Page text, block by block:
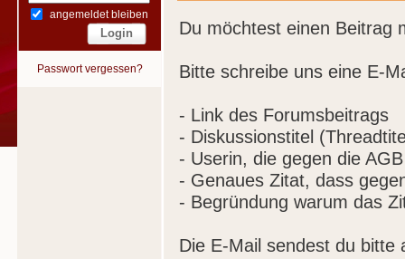
angemeldet bleiben
Passwort vergessen?
Du möchtest einen Beitrag
Bitte schreibe uns eine E-
- Link des Forumsbeitrags
- Diskussionstitel
- Userin, die gegen die
- Genaues Zitat, dass
- Begründung warum das
Die E-Mail sendest du bitte